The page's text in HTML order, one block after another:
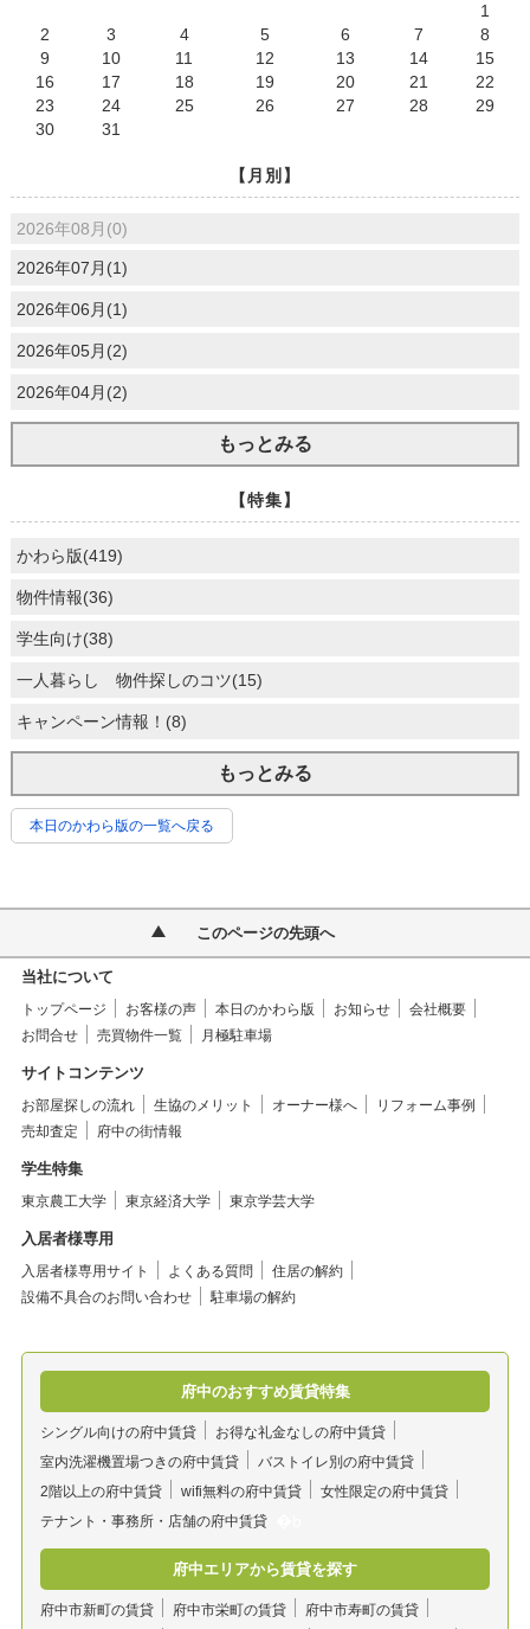
1
2
3 4 5 6 7
8
9
10 11 12 13 14
15
16
17 18 19 20 21
22
23
24 25 26 27 28
29
30
31
【月別】
2026年08月(0)
2026年07月(1)
2026年06月(1)
2026年05月(2)
2026年04月(2)
もっとみる
【特集】
かわら版(419)
物件情報(36)
学生向け(38)
一人暮らし 物件探しのコツ(15)
キャンペーン情報！(8)
もっとみる
本日のかわら版の一覧へ戻る
このページの先頭へ
当社について
トップページ お客様の声 本日のかわら版 お知らせ
会社概要
お問合せ
売買物件一覧 月極駐車場
サイトコンテンツ
お部屋探しの流れ 生協のメリット オーナー様へ
リフォーム事例
売却査定
府中の街情報
学生特集
東京農工大学 東京経済大学 東京学芸大学
入居者様専用
入居者様専用サイト よくある質問
住居の解約
設備不具合のお問い合わせ
駐車場の解約
府中のおすすめ賃貸特集
シングル向けの府中賃貸
お得な礼金なしの府中賃貸
室内洗濯機置場つきの府中賃貸
バストイレ別の府中賃貸
2階以上の府中賃貸
wifi無料の府中賃貸
女性限定の府中賃貸
テナント・事務所・店舗の府中賃貸
府中エリアから賃貸を探す
府中市新町の賃貸 府中市栄町の賃貸
府中市寿町の賃貸